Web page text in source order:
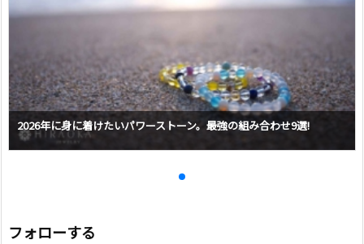
2026年に身に着けたいパワーストーン。最強の組み合わせ9選!
フォローする